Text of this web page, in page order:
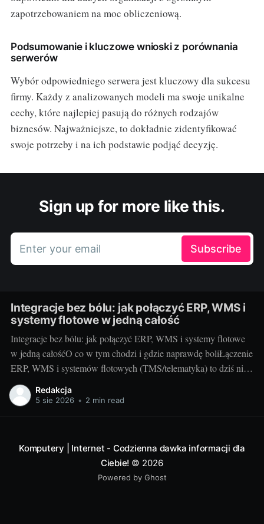
zapotrzebowaniem na moc obliczeniową.
Podsumowanie i kluczowe wnioski z porównania
serwerów
Wybór odpowiedniego serwera jest kluczowy dla sukcesu
firmy. Każdy z analizowanych modeli ma swoje unikalne
cechy, które najlepiej pasują do różnych rodzajów
biznesów. Najważniejsze, to dokładnie zidentyfikować
swoje potrzeby i na ich podstawie podjąć decyzję.
Sign up for more like this.
Enter your email Subscribe
Integracje bez bólu: jak połączyć ERP, WMS i
systemy flotowe w jedną całość
Integracje bez bólu: jak połączyć ERP, WMS i systemy flotowe
w jedną całośćO co w tym chodzi i gdzie naprawdę boliŁączenie
ERP, WMS i systemów flotowych (TMS/telematyka) to dziś nie
fanaberia, tylko warunek płynnej logistyki. Chodzi o to, by
zamówienie z ERP automatycznie wywołało ruch w magazynie,
Redakcja
5 sie 2026 • 2 min read
Komputery | Internet - Codzienna dawka informacji dla
Ciebie! © 2026
Powered by Ghost